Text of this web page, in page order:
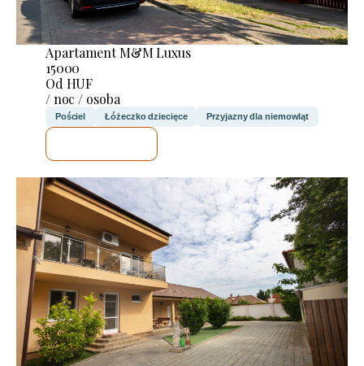
Apartament M&M Luxus
15000
Od HUF
/ noc / osoba
Pościel Łóżeczko dziecięce Przyjazny dla niemowląt